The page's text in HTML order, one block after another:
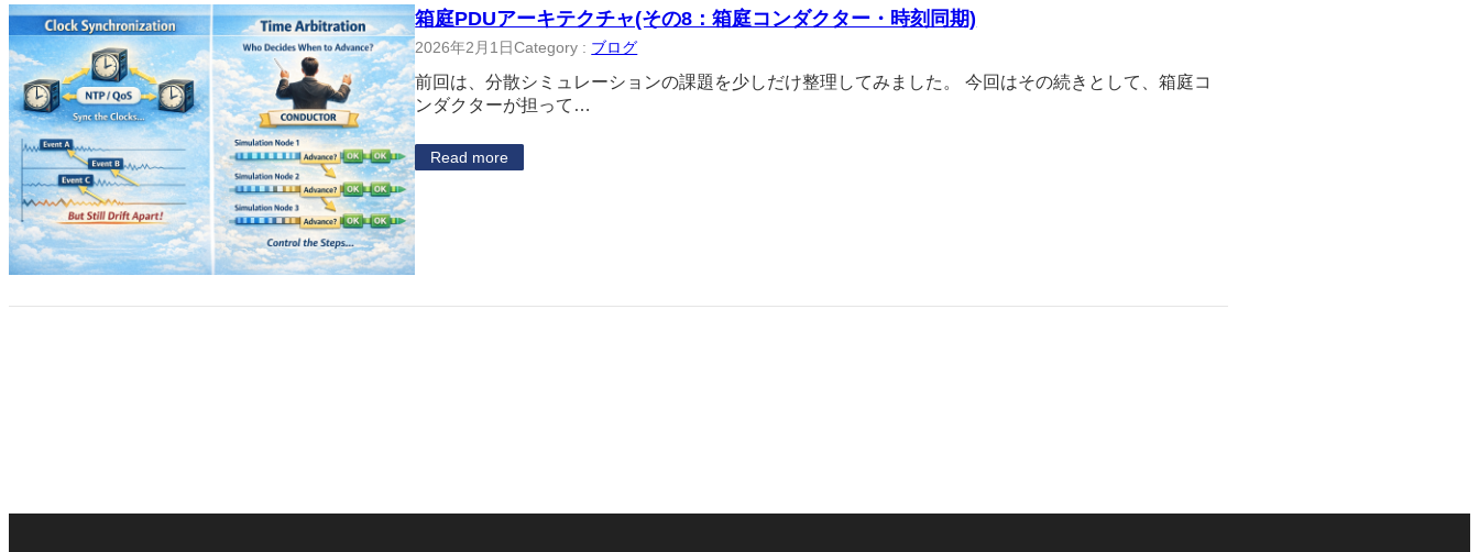
箱庭PDUアーキテクチャ(その8：箱庭コンダクター・時刻同期)
2026年2月1日Category : ブログ
前回は、分散シミュレーションの課題を少しだけ整理してみました。 今回はその続きとして、箱庭コ
ンダクターが担って…
Read more